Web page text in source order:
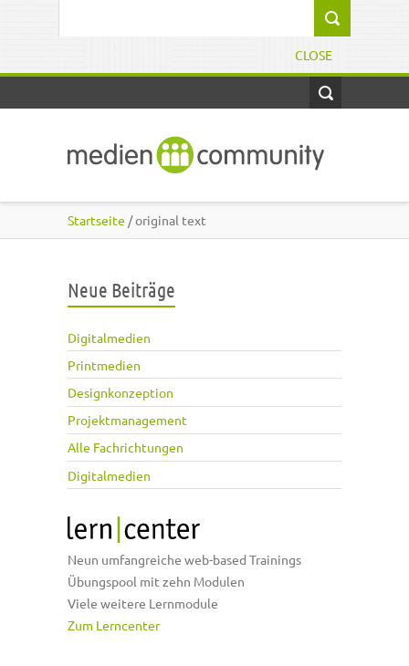
CLOSE
Startseite / original text
Neue Beiträge
Digitalmedien
Printmedien
Designkonzeption
Projektmanagement
Alle Fachrichtungen
Digitalmedien
Neun umfangreiche web-based Trainings
Übungspool mit zehn Modulen
Viele weitere Lernmodule
Zum Lerncenter